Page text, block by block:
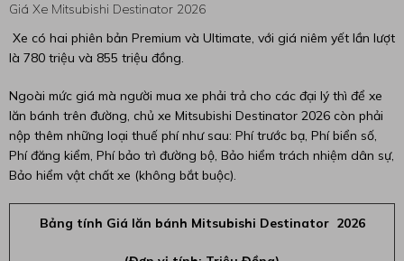
Giá Xe Mitsubishi Destinator 2026
Xe có hai phiên bản Premium và Ultimate, với giá niêm yết lần lượt
là 780 triệu và 855 triệu đồng.
Ngoài mức giá mà người mua xe phải trả cho các đại lý thì để xe
lăn bánh trên đường, chủ xe Mitsubishi Destinator 2026 còn phải
nộp thêm những loại thuế phí như sau: Phí trước bạ, Phí biển số,
Phí đăng kiểm, Phí bảo trì đường bộ, Bảo hiểm trách nhiệm dân sự,
Bảo hiểm vật chất xe (không bắt buộc).
Bảng tính Giá lăn bánh Mitsubishi Destinator 2026